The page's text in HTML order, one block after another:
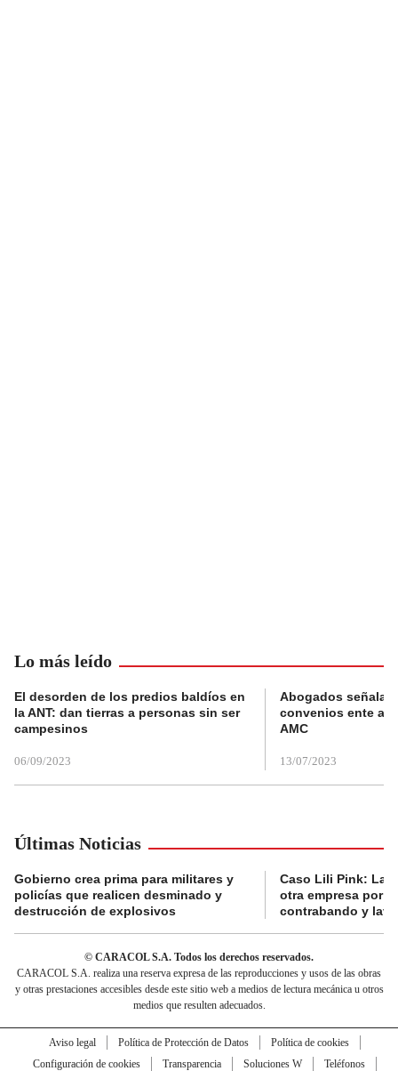
Lo más leído
El desorden de los predios baldíos en
la ANT: dan tierras a personas sin ser
campesinos
06/09/2023
Abogados
convenios ente
AMC
13/07/2023
Últimas Noticias
Gobierno crea prima para militares y
policías que realicen desminado y
destrucción de explosivos
Caso Lili Pink: La
otra empresa por
contrabando y
© CARACOL S.A. Todos los derechos reservados.
CARACOL S.A. realiza una reserva expresa de las reproducciones y usos de las obras
y otras prestaciones accesibles desde este sitio web a medios de lectura mecánica u otros
medios que resulten adecuados.
Aviso legal Política de Protección de Datos
Política de cookies
Configuración de cookies
Transparencia Soluciones W Teléfonos